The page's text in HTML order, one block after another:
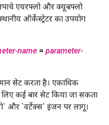
एयरफ्लो और क्यूबफ्लो
ऑर्केस्ट्रेटर का उपयोग
name = parameter-
सेट करता है। एकाधिक
कई बार सेट किया जा सकता
और `वर्टेक्स` इंजन पर लागू।